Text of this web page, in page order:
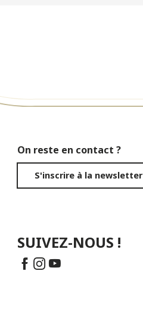
On reste en contact ?
S'inscrire à la newsletter
SUIVEZ-NOUS !